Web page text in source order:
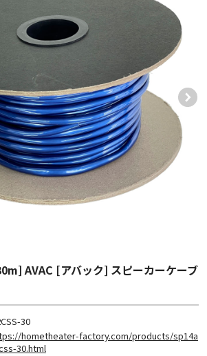
AVAC [アバック] スピーカーケーブ
30
hometheater-factory.com/products/sp14a
30.html